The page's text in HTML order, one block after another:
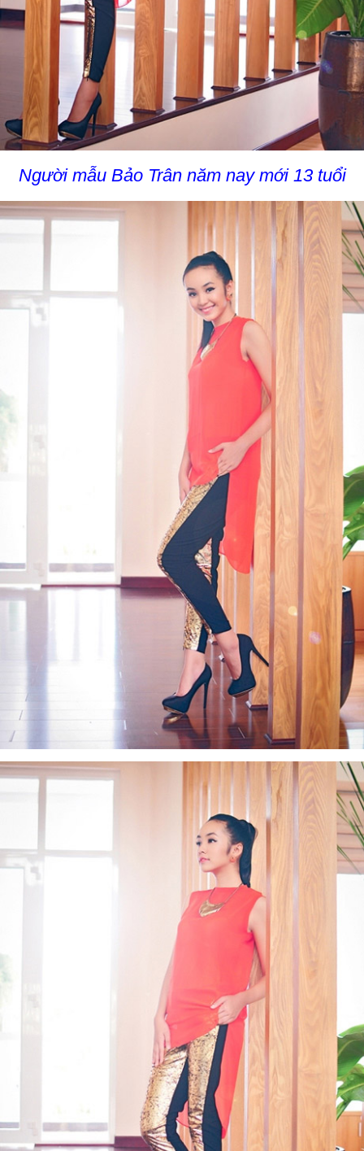
Người mẫu Bảo Trân năm nay mới 13 tuổi